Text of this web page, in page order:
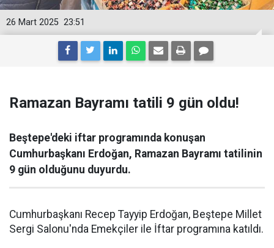
23:51
26 Mart 2025
Ramazan Bayramı tatili 9 gün oldu!
Beştepe'deki iftar programında konuşan
Cumhurbaşkanı Erdoğan, Ramazan Bayramı tatilinin
9 gün olduğunu duyurdu.
Cumhurbaşkanı Recep Tayyip Erdoğan, Beştepe Millet
Sergi Salonu'nda Emekçiler ile İftar programına katıldı.